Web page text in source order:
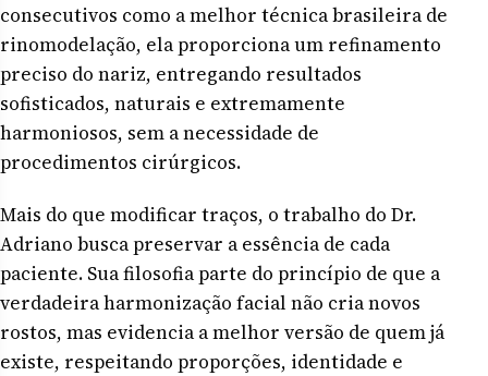
consecutivos como a melhor técnica brasileira de
rinomodelação, ela proporciona um refinamento
preciso do nariz, entregando resultados
sofisticados, naturais e extremamente
harmoniosos, sem a necessidade de
procedimentos cirúrgicos.
Mais do que modificar traços, o trabalho do Dr.
Adriano busca preservar a essência de cada
paciente. Sua filosofia parte do princípio de que a
verdadeira harmonização facial não cria novos
rostos, mas evidencia a melhor versão de quem já
existe, respeitando proporções, identidade e